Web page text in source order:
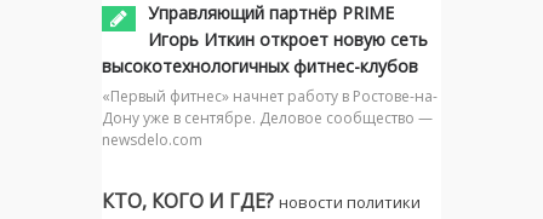
Управляющий партнёр PRIME
Игорь Иткин откроет новую сеть
высокотехнологичных фитнес-клубов
«Первый фитнес» начнет работу в Ростове-на-
Дону уже в сентябре. Деловое сообщество —
newsdelo.com
КТО, КОГО И ГДЕ? новости политики